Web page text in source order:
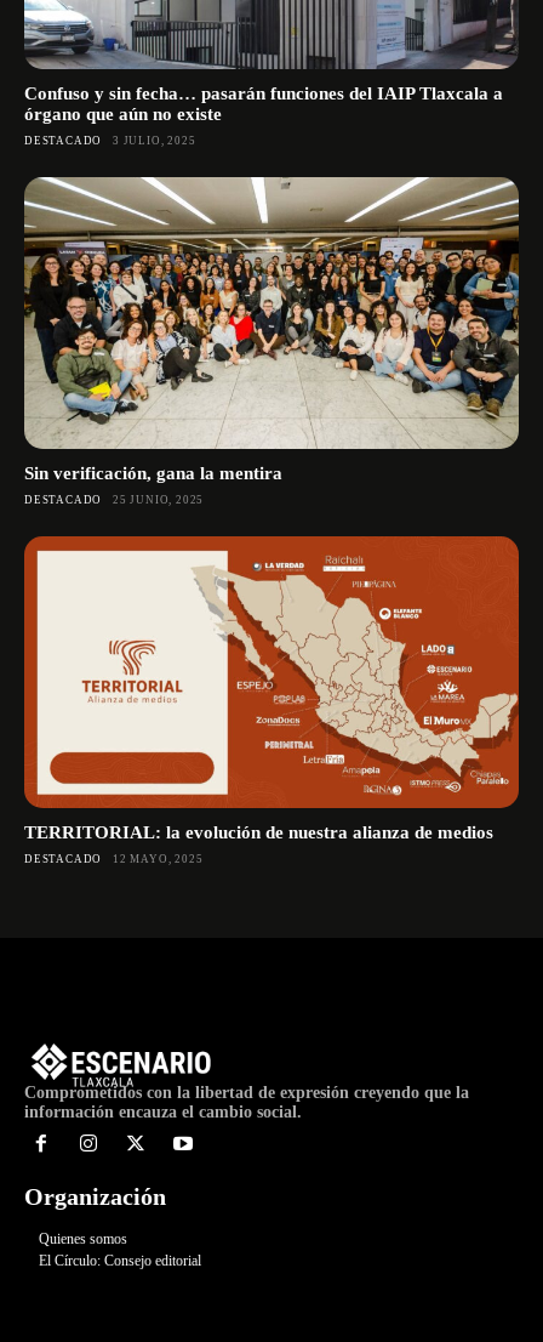
Confuso y sin fecha… pasarán funciones del IAIP Tlaxcala a
órgano que aún no existe
DESTACADO 3 JULIO, 2025
Sin verificación, gana la mentira
DESTACADO 25 JUNIO, 2025
TERRITORIAL: la evolución de nuestra alianza de medios
DESTACADO 12 MAYO, 2025
Comprometidos con la libertad de expresión creyendo que la
información encauza el cambio social.
Organización
Quienes somos
El Círculo: Consejo editorial